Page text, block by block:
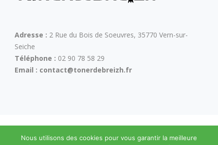
Adresse : 2 Rue du Bois de Soeuvres, 35770 Vern-sur-
Seiche
Téléphone : 02 90 78 58 29
Email : contact@tonerdebreizh.fr
Nous utilisons des cookies pour vous garantir la meilleure